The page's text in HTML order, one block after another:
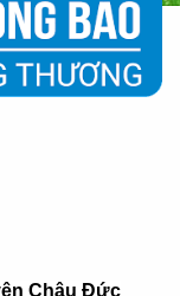
Châu Đức